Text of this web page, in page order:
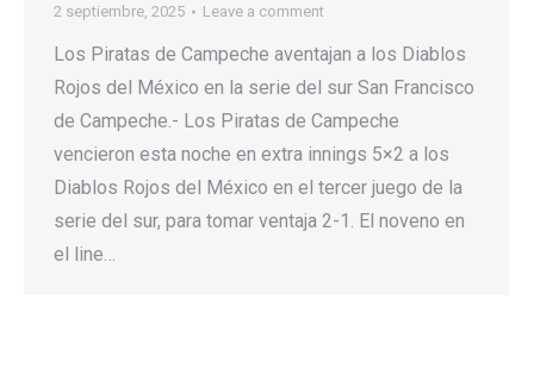
2 septiembre, 2025
Leave a comment
Los Piratas de Campeche aventajan a los Diablos
Rojos del México en la serie del sur San Francisco
de Campeche.- Los Piratas de Campeche
vencieron esta noche en extra innings 5×2 a los
Diablos Rojos del México en el tercer juego de la
serie del sur, para tomar ventaja 2-1. El noveno en
el line…